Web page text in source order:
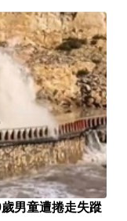
男童遭捲走失蹤